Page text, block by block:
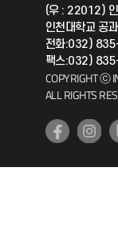
공자아카데미
기초교육원
(우 : 22012)
인천대학교 공
전화:032)
팩스:032)
COPYRIGHT ⓒ
ALL RIGHTS